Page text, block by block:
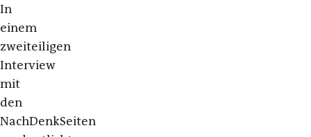
In
einem
zweiteiligen
Interview
mit
den
NachDenkSeiten